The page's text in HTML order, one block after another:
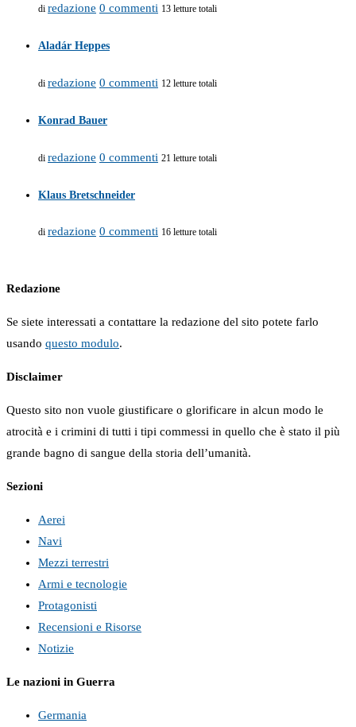
di redazione 0 commenti 13 letture totali
Aladár Heppes
di redazione 0 commenti 12 letture totali
Konrad Bauer
di redazione 0 commenti 21 letture totali
Klaus Bretschneider
di redazione 0 commenti 16 letture totali
Redazione
Se siete interessati a contattare la redazione del sito potete farlo
usando questo modulo.
Disclaimer
Questo sito non vuole giustificare o glorificare in alcun modo le
atrocità e i crimini di tutti i tipi commessi in quello che è stato il più
grande bagno di sangue della storia dell’umanità.
Sezioni
Aerei
Navi
Mezzi terrestri
Armi e tecnologie
Protagonisti
Recensioni e Risorse
Notizie
Le nazioni in Guerra
Germania